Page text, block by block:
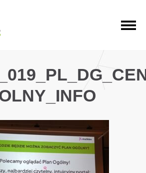
GŁÓWNEGO